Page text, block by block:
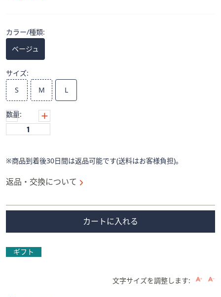
て
閲
覧
で
す。
カラー/種類:
ベージュ
サイズ:
S
M L
数量:
※商品到着後30日間は返品可能です(送料はお客様負担)。
返品・交換について
カートに入れる
ギフト
文字サイズを調整します: